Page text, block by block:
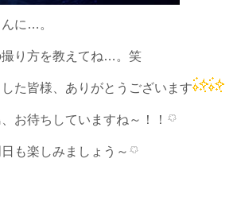
に…。
撮り方を教えてね…。笑
た皆様、ありがとうございます
お待ちしていますね～！！
も楽しみましょう～